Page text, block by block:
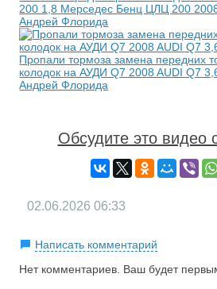
200 1,8 Мерседес Бенц ЦЛЦ 200
Андрей Флорида
Пропали тормоза замена передних
колодок на АУДИ Q7 2008 AUDI Q7
Андрей Флорида
Обсудите это видео
02.06.2026 06:33
Написать комментарий
Нет комментариев. Ваш будет